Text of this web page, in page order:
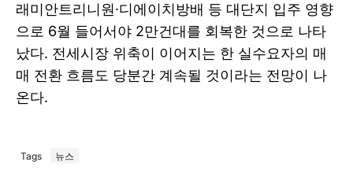
래미안트리니원·디에이치방배 등 대단지 입주 영향
으로 6월 들어서야 2만건대를 회복한 것으로 나타
났다. 전세시장 위축이 이어지는 한 실수요자의 매
매 전환 흐름도 당분간 계속될 것이라는 전망이 나
온다.
Tags 뉴스